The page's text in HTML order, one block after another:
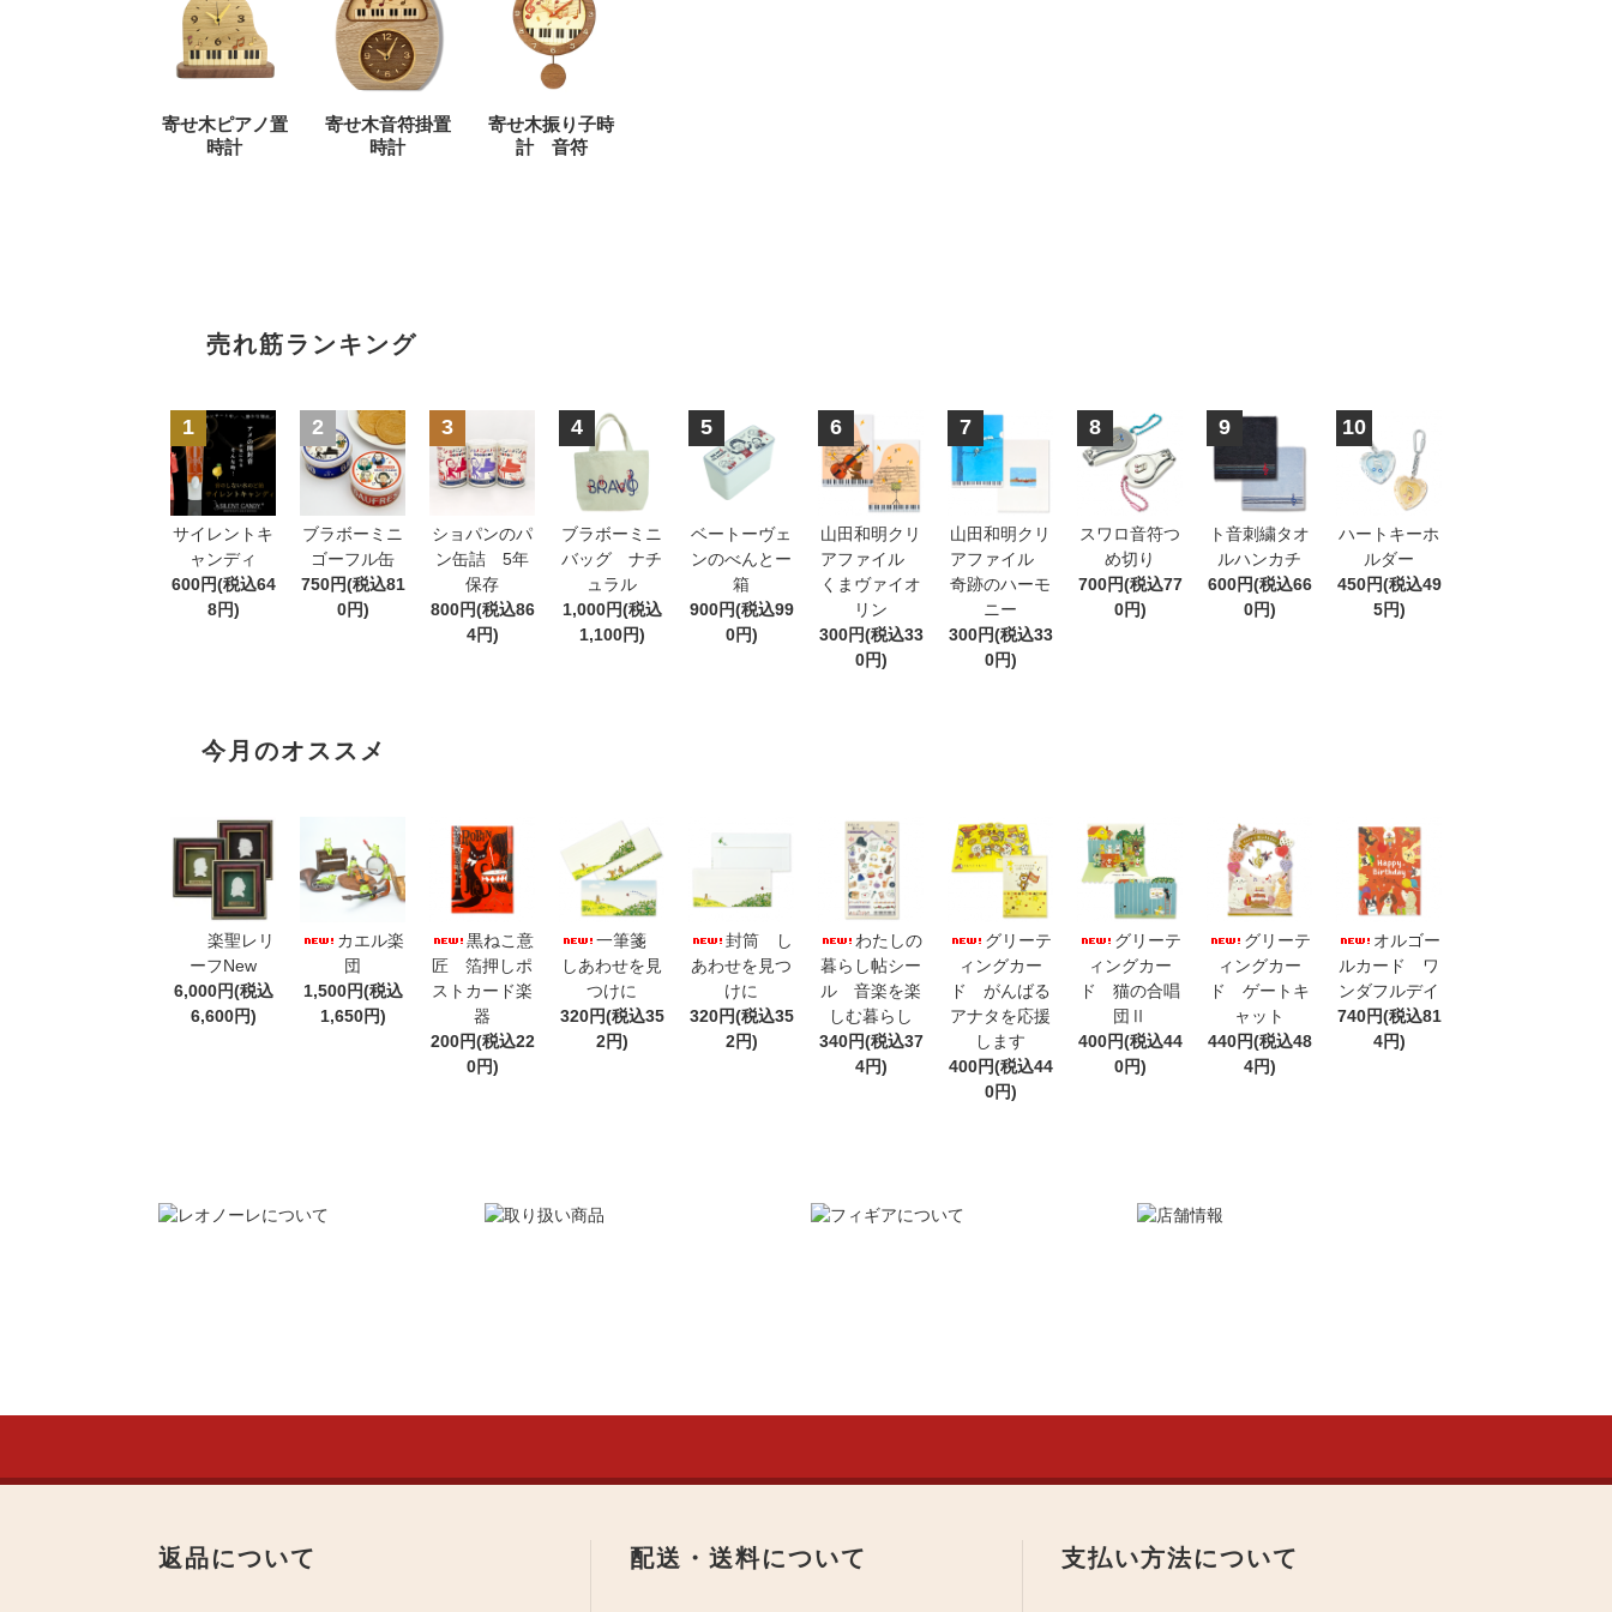
寄せ木ピアノ置
時計
寄せ木音符掛置
時計
寄せ木振り子時
計 音符
売れ筋ランキング
1
サイレントキ
ャンディ
600円(税込64
8円)
2
ブラボーミニ
ゴーフル缶
750円(税込81
0円)
3
ショパンのパ
ン缶詰 5年
保存
800円(税込86
4円)
4
ブラボーミニ
バッグ ナチ
ュラル
1,000円(税込
1,100円)
5
ベートーヴェ
ンのべんとー
箱
900円(税込99
0円)
6
山田和明クリ
アファイル
くまヴァイオ
リン
300円(税込33
0円)
7
山田和明クリ
アファイル
奇跡のハーモ
ニー
300円(税込33
0円)
8
スワロ音符つ
め切り
700円(税込77
0円)
9
ト音刺繍タオ
ルハンカチ
600円(税込66
0円)
10
ハートキーホ
ルダー
450円(税込49
5円)
今月のオススメ
楽聖レリ
ーフNew
6,000円(税込
6,600円)
カエル楽
団
1,500円(税込
1,650円)
黒ねこ意
匠 箔押しポ
ストカード楽
器
200円(税込22
0円)
一筆箋
しあわせを見
つけに
320円(税込35
2円)
封筒 し
あわせを見つ
けに
320円(税込35
2円)
わたしの
暮らし帖シー
ル 音楽を楽
しむ暮らし
340円(税込37
4円)
グリーテ
ィングカー
ド がんばる
アナタを応援
します
400円(税込44
0円)
グリーテ
ィングカー
ド 猫の合唱
団Ⅱ
400円(税込44
0円)
グリーテ
ィングカー
ド ゲートキ
ャット
440円(税込48
4円)
オルゴー
ルカード ワ
ンダフルデイ
740円(税込81
4円)
返品について 配送・送料について 支払い方法について